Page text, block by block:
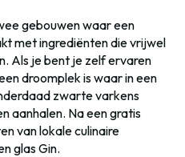
gebouwen waar een
met ingrediënten die vrijwel
Als je bent je zelf ervaren
droomplek is waar in een
zwarte varkens
aanhalen. Na een gratis
van lokale culinaire
glas Gin.